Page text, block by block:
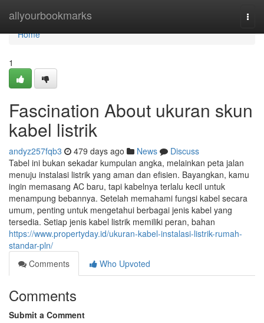
allyourbookmarks
Home
Home
1
Fascination About ukuran skun
kabel listrik
andyz257fqb3 479 days ago News
Discuss
Tabel ini bukan sekadar kumpulan angka, melainkan peta jalan
menuju instalasi listrik yang aman dan efisien. Bayangkan, kamu
ingin memasang AC baru, tapi kabelnya terlalu kecil untuk
menampung bebannya. Setelah memahami fungsi kabel secara
umum, penting untuk mengetahui berbagai jenis kabel yang
tersedia. Setiap jenis kabel listrik memiliki peran, bahan
https://www.propertyday.id/ukuran-kabel-instalasi-listrik-rumah-
standar-pln/
Comments
Who Upvoted
Comments
Submit a Comment